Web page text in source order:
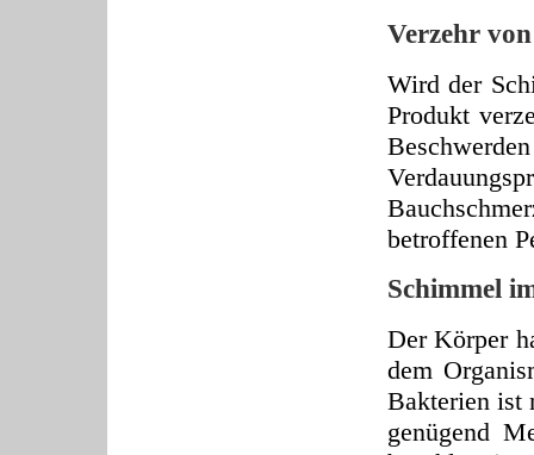
Verzehr
Wird der
Produkt
betroffenen
Schimmel
Der Körper
dem
Bakterien ist
genügend